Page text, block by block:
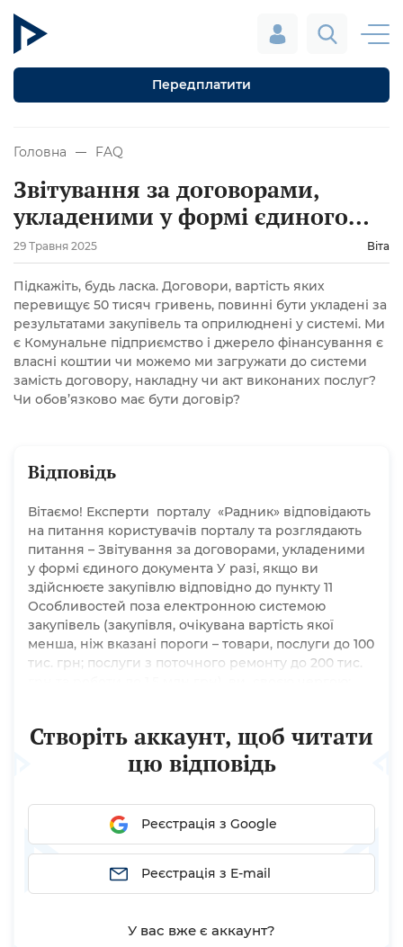
Передплатити
Головна FAQ
Звітування за договорами,
укладеними у формі єдиного
документа
29 Травня 2025 Віта
Підкажіть, будь ласка. Договори, вартість яких
перевищує 50 тисяч гривень, повинні бути укладені за
результатами закупівель та оприлюднені у системі. Ми
є Комунальне підприємство і джерело фінансування є
власні коштии чи можемо ми загружати до системи
замість договору, накладну чи акт виконаних послуг?
Чи обов’язково має бути договір?
Відповідь
Вітаємо! Експерти порталу «Радник» відповідають
на питання користувачів порталу та розглядають
питання – Звітування за договорами, укладеними
у формі єдиного документа У разі, якщо ви
здійснюєте закупівлю відповідно до пункту 11
Особливостей поза електронною системою
закупівель (закупівля, очікувана вартість якої
менша, ніж вказані пороги – товари, послуги до 100
тис. грн; послуги з поточного ремонту до 200 тис.
закупівлю до річного...
Створіть аккаунт, щоб читати
цю відповідь
Реєстрація з Google
Реєстрація з E-mail
У вас вже є аккаунт?